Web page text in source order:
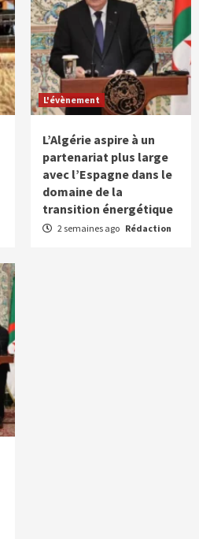
L'évènement
L’Algérie aspire à un
partenariat plus large
avec l’Espagne dans le
domaine de la
transition énergétique
2 semaines ago Rédaction